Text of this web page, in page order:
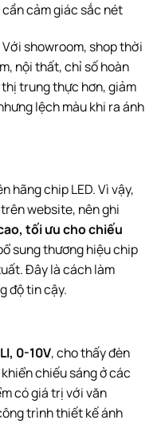
cảm giác sắc nét
showroom, shop thời
nội thất, chỉ số hoàn
trung thực hơn, giảm
lệch màu khi ra ánh
hãng chip LED. Vì vậy,
website, nên ghi
tối ưu cho chiếu
sung thương hiệu chip
Đây là cách làm
độ tin cậy.
0-10V, cho thấy đèn
chiếu sáng ở các
có giá trị với văn
trình thiết kế ánh